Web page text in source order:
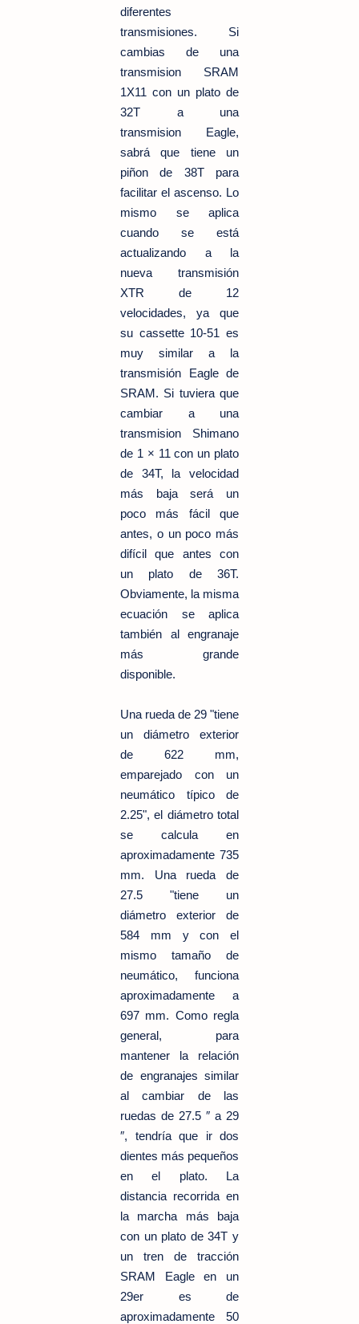
diferentes
transmisiones. Si
cambias de una
transmision SRAM
1X11 con un plato de
32T a una
transmision Eagle,
sabrá que tiene un
piñon de 38T para
facilitar el ascenso. Lo
mismo se aplica
cuando se está
actualizando a la
nueva transmisión
XTR de 12
velocidades, ya que
su cassette 10-51 es
muy similar a la
transmisión Eagle de
SRAM. Si tuviera que
cambiar a una
transmision Shimano
de 1 × 11 con un plato
de 34T, la velocidad
más baja será un
poco más fácil que
antes, o un poco más
difícil que antes con
un plato de 36T.
Obviamente, la misma
ecuación se aplica
también al engranaje
más grande
disponible.
Una rueda de 29 "tiene
un diámetro exterior
de 622 mm,
emparejado con un
neumático típico de
2.25", el diámetro total
se calcula en
aproximadamente 735
mm. Una rueda de
27.5 "tiene un
diámetro exterior de
584 mm y con el
mismo tamaño de
neumático, funciona
aproximadamente a
697 mm. Como regla
general, para
mantener la relación
de engranajes similar
al cambiar de las
ruedas de 27.5 ″ a 29
″, tendría que ir dos
dientes más pequeños
en el plato. La
distancia recorrida en
la marcha más baja
con un plato de 34T y
un tren de tracción
SRAM Eagle en un
29er es de
aproximadamente 50